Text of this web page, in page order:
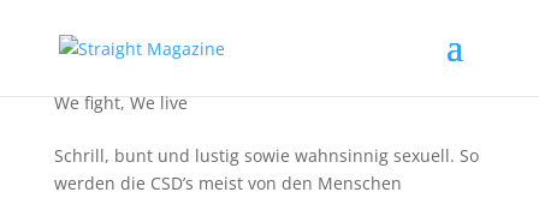
We fight,We live
Schrill, bunt und lustig sowie wahnsinnig sexuell. So
werden die CSD’s meist von den Menschen